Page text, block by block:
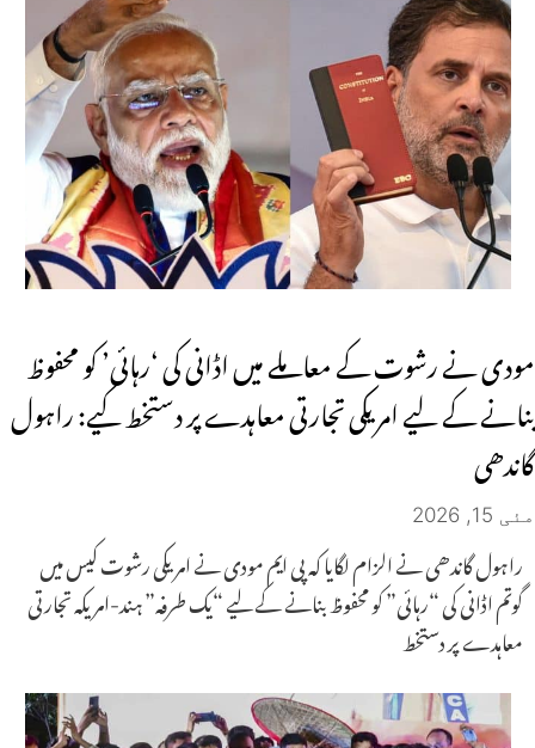
مودی نے رشوت کے معاملے میں اڈانی کی ‘رہائی’ کو محفوظ
بنانے کے لیے امریکی تجارتی معاہدے پر دستخط کیے: راہول
گاندھی
مئی 15, 2026
راہول گاندھی نے الزام لگایا کہ پی ایم مودی نے امریکی رشوت کیس میں
گوتم اڈانی کی “رہائی” کو محفوظ بنانے کے لیے “یک طرفہ” ہند-امریکہ تجارتی
معاہدے پر دستخط